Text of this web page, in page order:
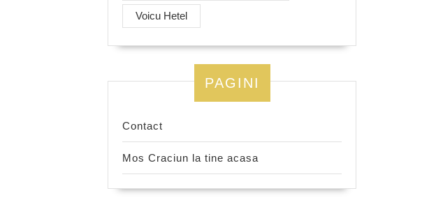
Voicu Hetel
PAGINI
Contact
Mos Craciun la tine acasa